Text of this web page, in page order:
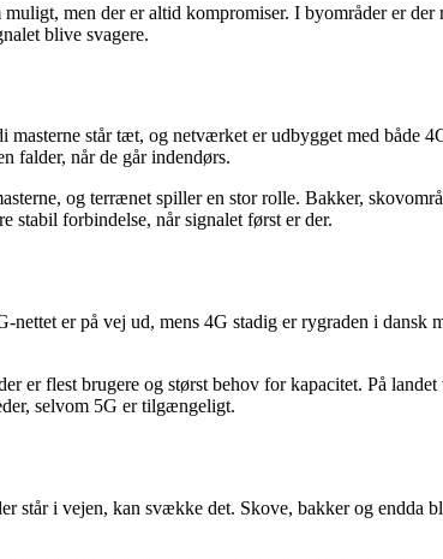
men der er altid kompromiser. I byområder er
blive svagere.
står tæt, og netværket er udbygget med både
falder, når de går indendørs.
og terrænet spiller en stor rolle. Bakker,
stabil forbindelse, når signalet først er der.
er på vej ud, mens 4G stadig er rygraden i
er flest brugere og størst behov for kapacitet. På
selvom 5G er tilgængeligt.
står i vejen, kan svække det. Skove, bakker og